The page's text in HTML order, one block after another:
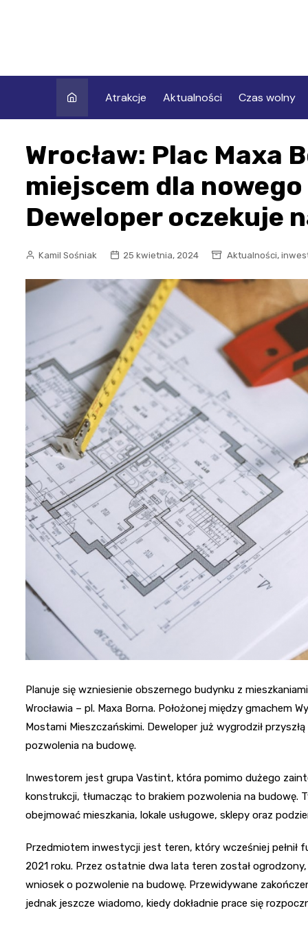
Atrakcje Aktualności Czas wolny
Wrocław: Plac Maxa
miejscem dla
Deweloper oczekuje
Kamil Sośniak 25 kwietnia, 2024 Aktualności,
Planuje się wzniesienie obszernego budynku z
Wrocławia – pl. Maxa Borna. Położonej między gmachem
Mostami Mieszczańskimi. Deweloper już wygrodził
pozwolenia na budowę.
Inwestorem jest grupa Vastint, która pomimo dużego
konstrukcji, tłumacząc to brakiem pozwolenia na budowę.
obejmować mieszkania, lokale usługowe, sklepy oraz
Przedmiotem inwestycji jest teren, który wcześniej pełnił
2021 roku. Przez ostatnie dwa lata teren został
wniosek o pozwolenie na budowę. Przewidywane
jednak jeszcze wiadomo, kiedy dokładnie prace się